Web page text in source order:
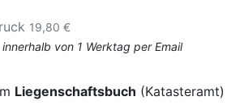
19,80 €
von 1 Werktag per Email
Liegenschaftsbuch (Katasteramt)